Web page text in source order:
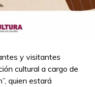
y visitantes
cultural a cargo de
quien estará